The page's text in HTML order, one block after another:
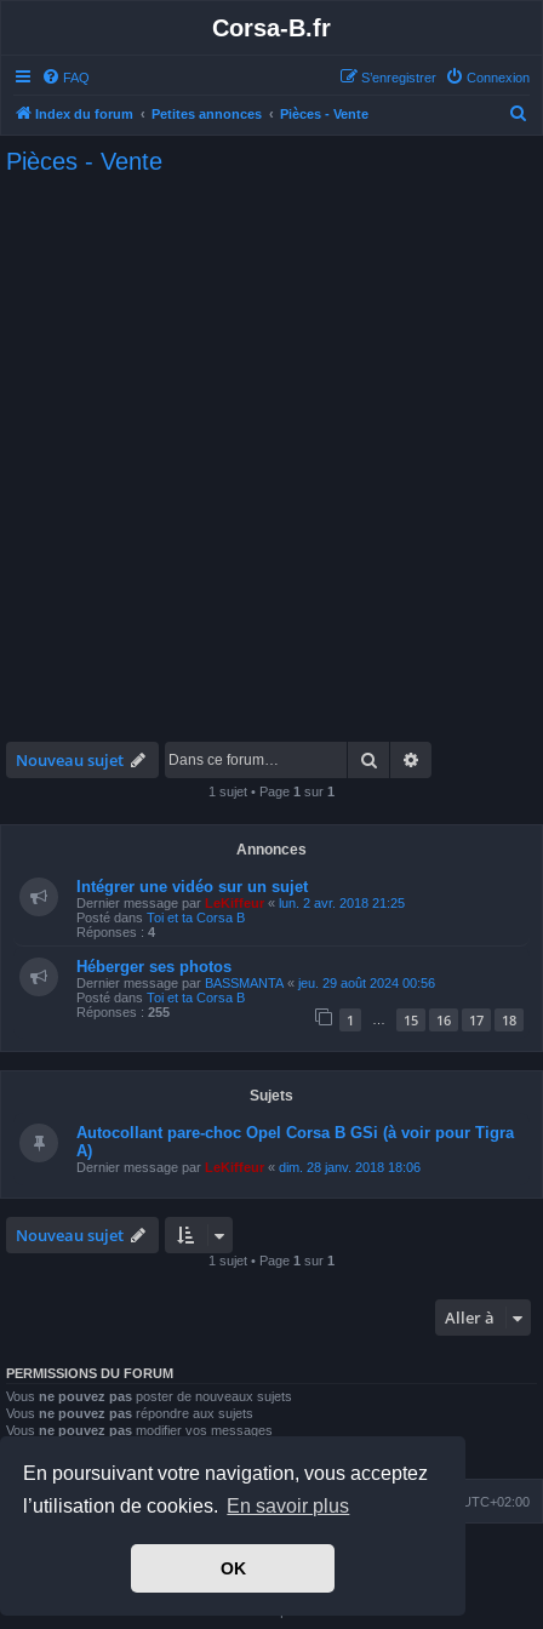
En poursuivant votre navigation, vous acceptez
l’utilisation de cookies. En savoir plus
OK
Corsa-B.fr
FAQ Connexion
S’enregistrer
Index du forum Petites annonces Pièces - Vente
Pièces - Vente
Nouveau sujet Rechercher
1 sujet • Page 1 sur 1
Annonces
Intégrer une vidéo sur un sujet
Dernier message par LeKiffeur « lun. 2 avr. 2018 21:25
Posté dans Toi et ta Corsa B
Réponses : 4
Héberger ses photos
Dernier message par BASSMANTA « jeu. 29 août 2024 00:56
Posté dans Toi et ta Corsa B
Réponses : 255 1 15 16 17 18
Sujets
Autocollant pare-choc Opel Corsa B GSi (à voir pour Tigra
A)
Dernier message par LeKiffeur « dim. 28 janv. 2018 18:06
Nouveau sujet
1 sujet • Page 1 sur 1
Aller à
PERMISSIONS DU FORUM
Vous ne pouvez pas poster de nouveaux sujets
Vous ne pouvez pas répondre aux sujets
Vous ne pouvez pas modifier vos messages
Vous
ne pouvez pas joindre des fichiers
Index du forum UTC+02:00
Nous contacter
Développé parphpBB® Forum Software © phpBB Limited
Prosilver Dark Edition by
phpBB-fr.com